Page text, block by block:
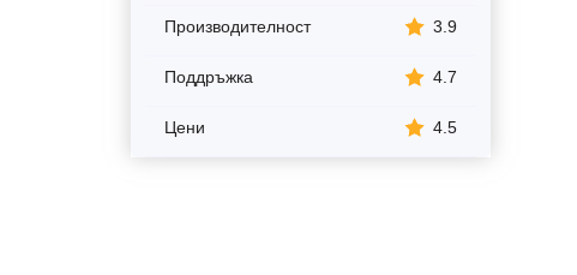
Производителност 3.9
Поддръжка 4.7
Цени 4.5